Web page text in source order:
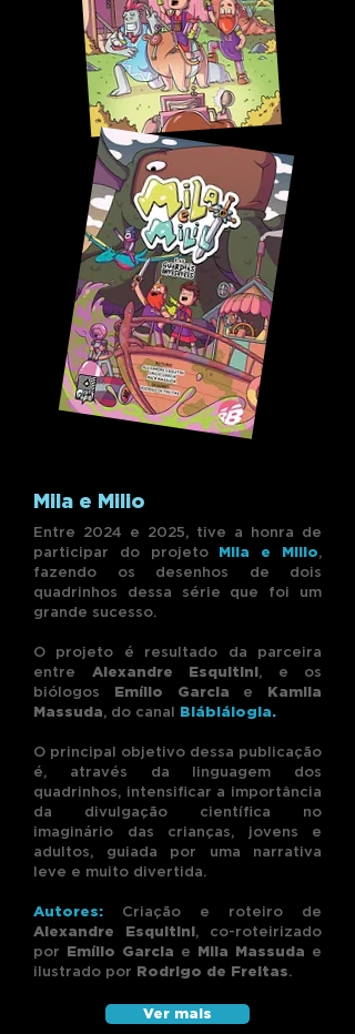
Mila e Milio
Entre 2024 e 2025, tive a honra de
participar do projeto Mila e Milio,
fazendo os desenhos de dois
quadrinhos dessa série que foi um
grande sucesso.
O projeto é resultado da parceira
entre Alexandre Esquitini, e os
biólogos Emílio Garcia e Kamila
Massuda, do canal Bláblálogia.
O principal objetivo dessa publicação
é, através da linguagem dos
quadrinhos, intensificar a importância
da divulgação científica no
imaginário das crianças, jovens e
adultos, guiada por uma narrativa
leve e muito divertida.
Autores: Criação e roteiro de
Alexandre Esquitini, co-roteirizado
por Emílio Garcia e Mila Massuda e
ilustrado por Rodrigo de Freitas.
Ver mais